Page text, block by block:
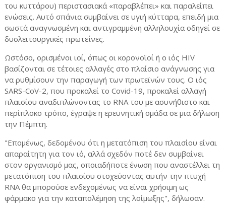
του κυττάρου) περιστασιακά «παραβλέπει» και παραλείπει
ενώσεις. Αυτό σπάνια συμβαίνει σε υγιή κύτταρα, επειδή μια
σωστά αναγνωσμένη και αντιγραμμένη αλληλουχία οδηγεί σε
δυσλειτουργικές πρωτεΐνες.
Ωστόσο, ορισμένοι ιοί, όπως οι κορονοϊοί ή ο ιός HIV
βασίζονται σε τέτοιες αλλαγές στο πλαίσιο ανάγνωσης για
να ρυθμίσουν την παραγωγή των πρωτεϊνών τους. Ο ιός
SARS-CoV-2, που προκαλεί το Covid-19, προκαλεί αλλαγή
πλαισίου αναδιπλώνοντας το RNA του με ασυνήθιστο και
περίπλοκο τρόπο, έγραψε η ερευνητική ομάδα σε μια δήλωση
την Πέμπτη.
"Επομένως, δεδομένου ότι η μετατόπιση του πλαισίου είναι
απαραίτητη για τον ιό, αλλά σχεδόν ποτέ δεν συμβαίνει
στον οργανισμό μας, οποιαδήποτε ένωση που αναστέλλει τη
μετατόπιση του πλαισίου στοχεύοντας αυτήν την πτυχή
RNA θα μπορούσε ενδεχομένως να είναι χρήσιμη ως
φάρμακο για την καταπολέμηση της λοίμωξης", δήλωσαν.